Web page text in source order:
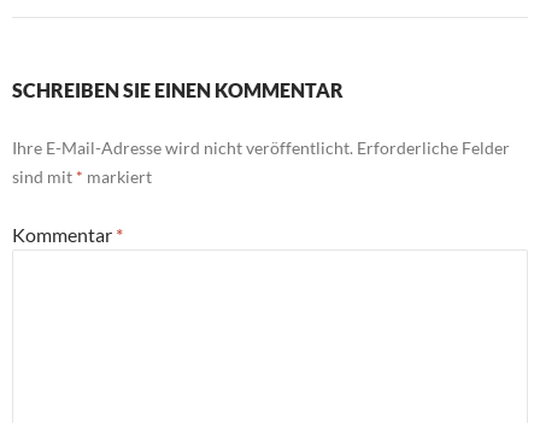
SCHREIBEN SIE EINEN KOMMENTAR
Ihre E-Mail-Adresse wird nicht veröffentlicht. Erforderliche Felder
sind mit * markiert
Kommentar *